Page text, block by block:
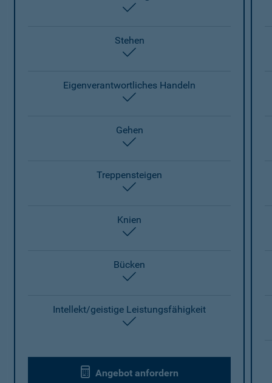
Stehen
Eigenverantwortliches Handeln
Gehen
Treppensteigen
Knien
Bücken
Intellekt/geistige Leistungsfähigkeit
Angebot anfordern